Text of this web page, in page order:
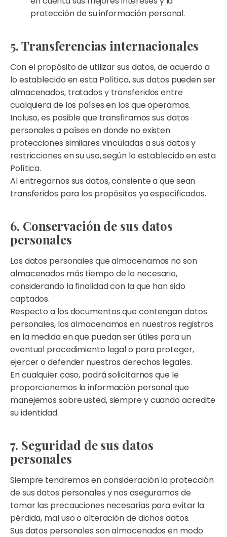
protección de su información personal.
5. Transferencias internacionales
Con el propósito de utilizar sus datos, de acuerdo a
lo establecido en esta Política, sus datos pueden ser
almacenados, tratados y transferidos entre
cualquiera de los países en los que operamos.
Incluso, es posible que transfiramos sus datos
personales a países en donde no existen
protecciones similares vinculadas a sus datos y
restricciones en su uso, según lo establecido en esta
Política.
Al entregarnos sus datos, consiente a que sean
transferidos para los propósitos ya especificados.
6. Conservación de sus datos
personales
Los datos personales que almacenamos no son
almacenados más tiempo de lo necesario,
considerando la finalidad con la que han sido
captados.
Respecto a los documentos que contengan datos
personales, los almacenamos en nuestros registros
en la medida en que puedan ser útiles para un
eventual procedimiento legal o para proteger,
ejercer o defender nuestros derechos legales.
En cualquier caso, podrá solicitarnos que le
proporcionemos la información personal que
manejemos sobre usted, siempre y cuando acredite
su identidad.
7. Seguridad de sus datos
personales
Siempre tendremos en consideración la protección
de sus datos personales y nos aseguramos de
tomar las precauciones necesarias para evitar la
pérdida, mal uso o alteración de dichos datos.
Sus datos personales son almacenados en modo